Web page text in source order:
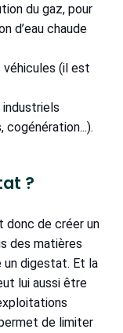
du gaz, pour
d’eau chaude
(il est
cogénération...).
?
donc de créer un
des matières
un digestat. Et la
lui aussi être
de limiter